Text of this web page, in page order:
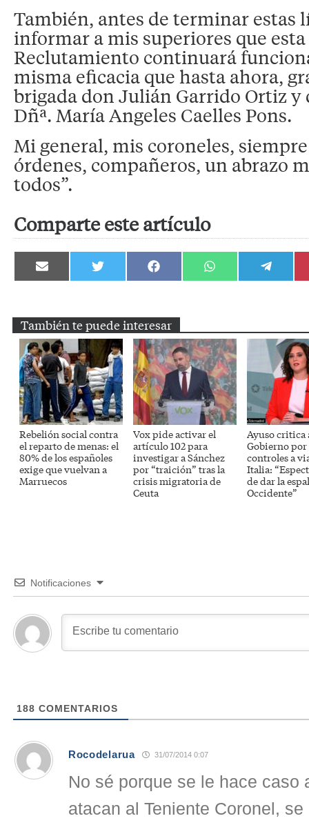
También, antes de terminar estas
informar a mis superiores que
Reclutamiento continuará
misma eficacia que hasta ahora,
brigada don Julián Garrido Ortiz y
Dñª. María Angeles Caelles Pons.
Mi general, mis coroneles,
órdenes, compañeros, un abrazo
todos”.
Comparte este artículo
Compartir
en
Compartir
en
Compartir
en
Compartir
en
Compartir
en
También te puede interesar
Rebelión social contra
el reparto de menas: el
80% de los españoles
exige que vuelvan a
Marruecos
Vox pide activar el
artículo 102 para
investigar a Sánchez
por “traición” tras la
crisis migratoria de
Ceuta
Ayuso critica
Gobierno por
controles a
Italia:
de dar la
Occidente”
Notificaciones
188 COMENTARIOS
Rocodelarua 31/07/2014 0:07
No sé porque se le hace caso
atacan al Teniente Coronel,